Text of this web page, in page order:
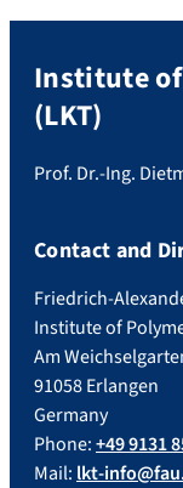
Institute
(LKT)
Prof. Dr.-Ing.
Contact and
Friedrich-
Institute of
Am
91058 Erlangen
Germany
Phone:+49 9131
Mail: lkt-